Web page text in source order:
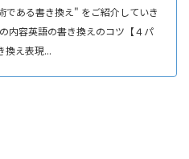
である書き換え" をご紹介していき
内容英語の書き換えのコツ【４パ
換え表現...